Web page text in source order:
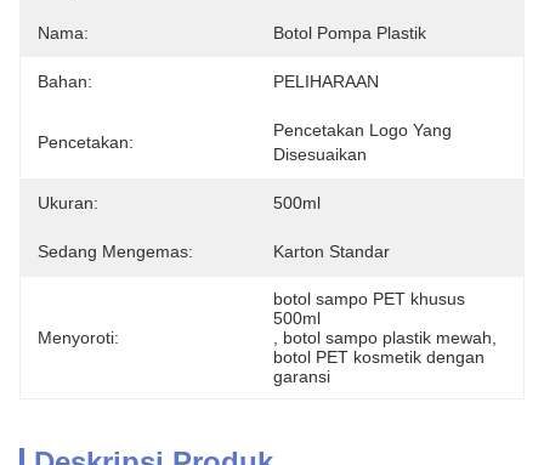
Nama: Botol Pompa Plastik
Bahan: PELIHARAAN
Pencetakan:
Pencetakan Logo Yang
Disesuaikan
Ukuran: 500ml
Sedang Mengemas: Karton Standar
Menyoroti:
botol sampo PET khusus
500ml
botol sampo plastik mewah
botol PET kosmetik dengan
garansi